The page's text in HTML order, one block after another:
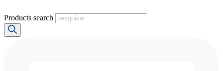
Products search